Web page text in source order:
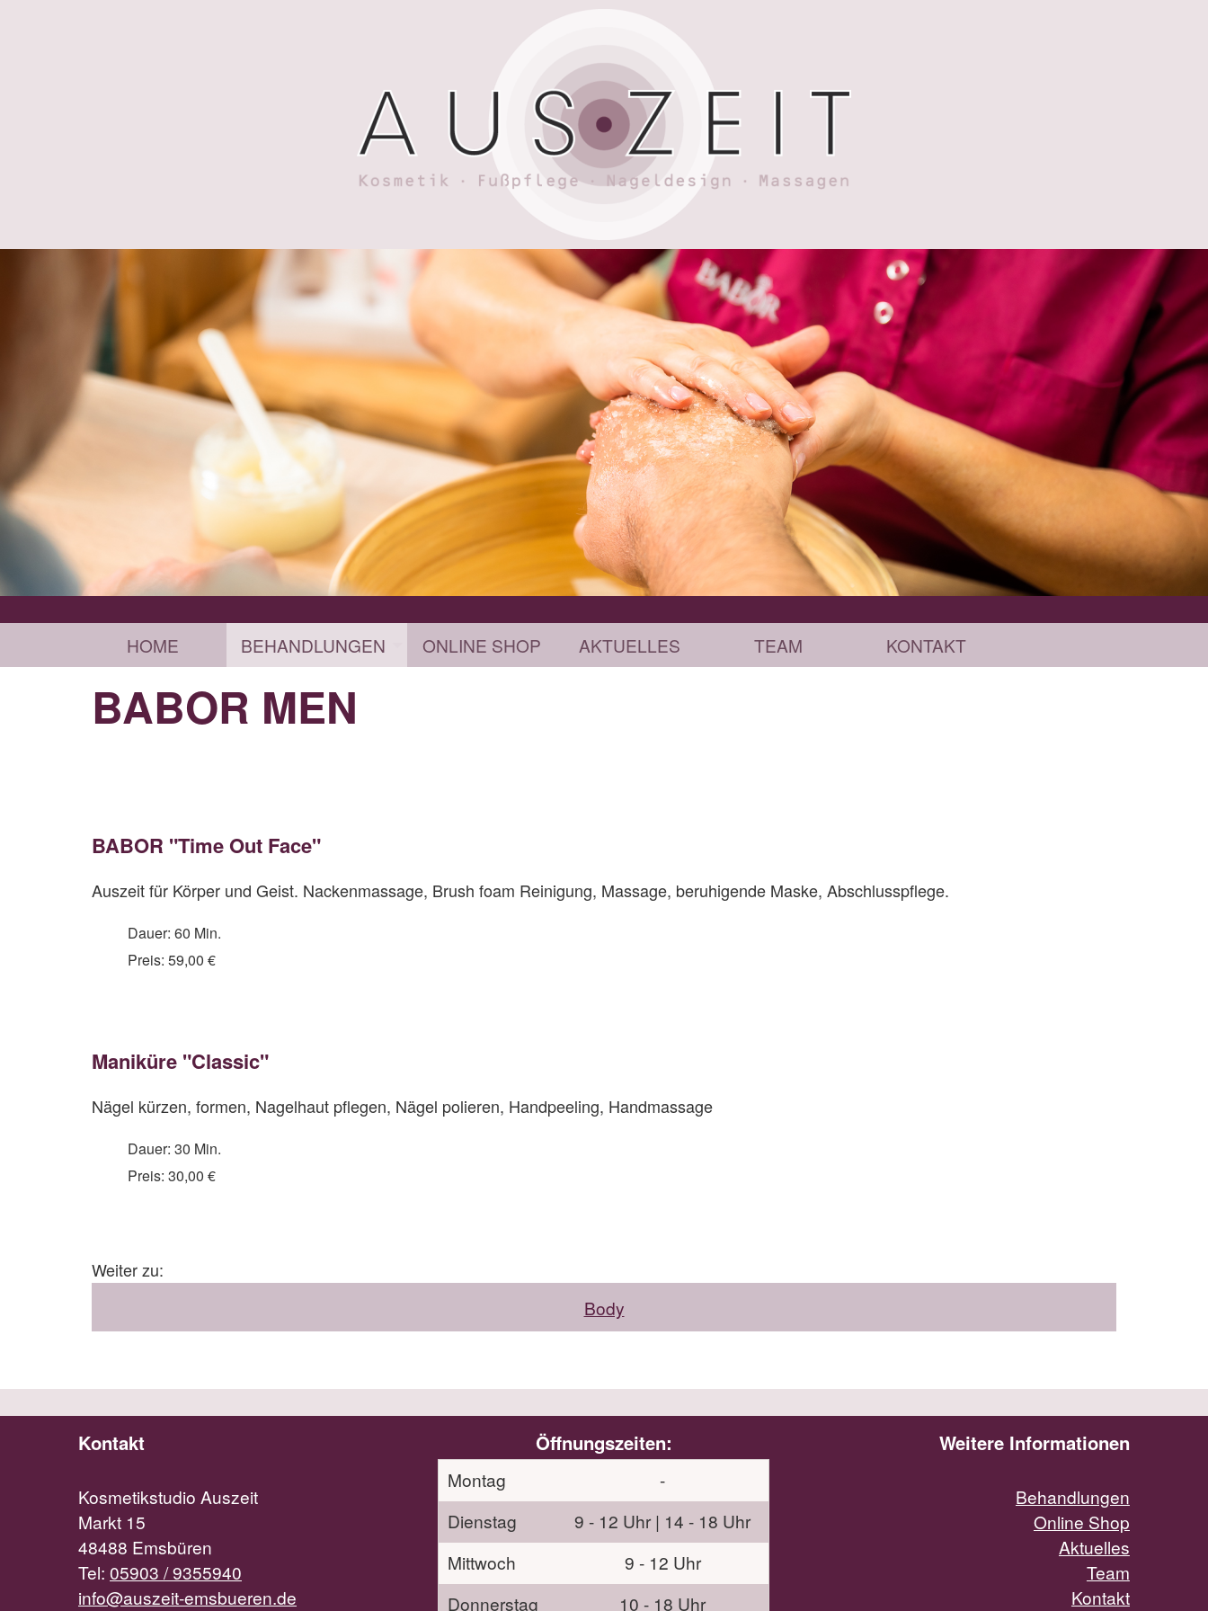
HOME BEHANDLUNGEN ONLINE SHOP AKTUELLES TEAM KONTAKT
BABOR MEN
BABOR "Time Out Face"
Auszeit für Körper und Geist. Nackenmassage, Brush foam Reinigung, Massage, beruhigende Maske, Abschlusspflege.
Dauer: 60 Min.
Preis: 59,00 €
Maniküre "Classic"
Nägel kürzen, formen, Nagelhaut pflegen, Nägel polieren, Handpeeling, Handmassage
Dauer: 30 Min.
Preis: 30,00 €
Weiter zu:
Body
Kontakt
Kosmetikstudio Auszeit
Markt 15
48488 Emsbüren
Tel: 05903 / 9355940
info@auszeit-emsbueren.de
Öffnungszeiten:
Montag
-
Dienstag
9 - 12 Uhr | 14 - 18 Uhr
Mittwoch
9 - 12 Uhr
Donnerstag
10 - 18 Uhr
Weitere Informationen
Behandlungen
Online Shop
Aktuelles
Team
Kontakt